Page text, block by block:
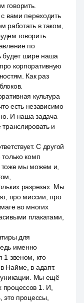
говорить.
вами переходить
работать в таком,
говорить.
по
будет шире наша
корпоративную
Как раз
культура
есть независимо
И наша задача
и
С другой
комп
тоже мы можем и,
разрезах. Мы
про миссии, про
во многих
плакатами,
для
именно
1 звеном, кто
Найме, в адапт.
Мы ещё
1. И,
процессы,